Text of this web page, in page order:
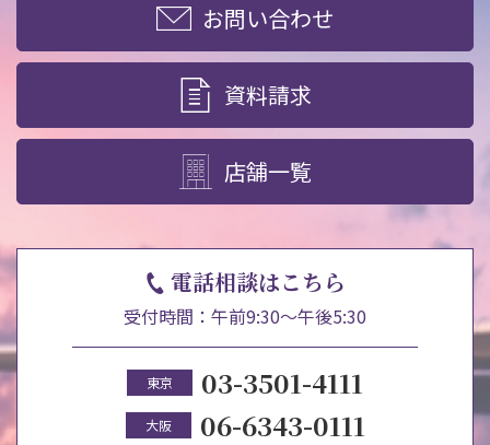
お問い合わせ
資料請求
店舗一覧
電話相談はこちら
受付時間：午前9:30～午後5:30
東京 03-3501-4111
大阪 06-6343-0111